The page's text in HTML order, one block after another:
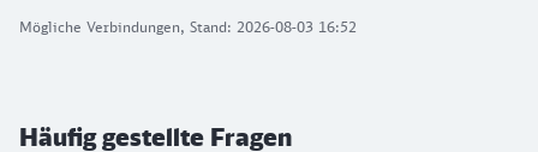
Mögliche Verbindungen, Stand: 2026-08-03 16:52
Häufig gestellte Fragen